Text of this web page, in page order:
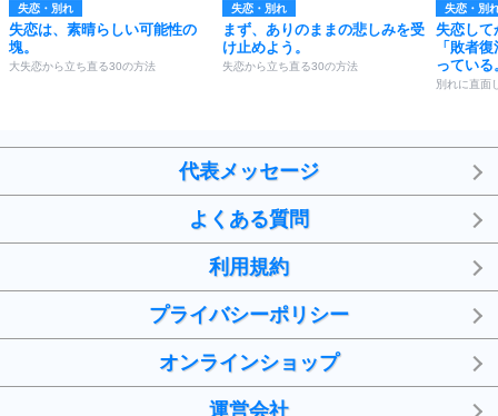
失恋・別れ
失恋は、素晴らしい可能性の
塊。
大失恋から立ち直る30の方法
失恋・別れ
まず、ありのままの悲しみを受
け止めよう。
失恋から立ち直る30の方法
失恋・別
失恋して
「敗者
っている
別れに直面
代表メッセージ
よくある質問
利用規約
プライバシーポリシー
オンラインショップ
運営会社